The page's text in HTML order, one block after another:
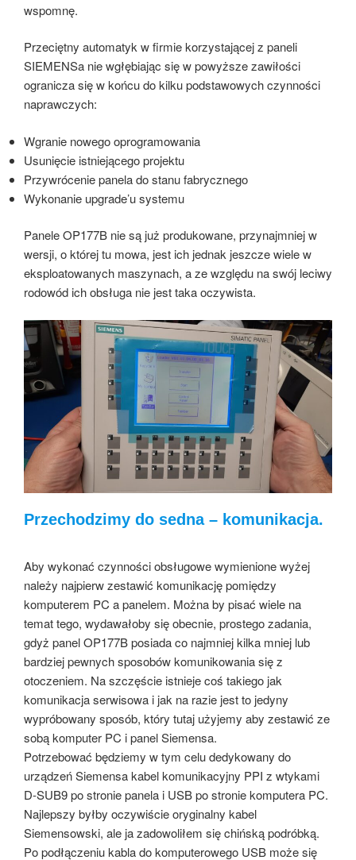
wspomnę.
Przeciętny automatyk w firmie korzystającej z paneli
SIEMENSa nie wgłębiając się w powyższe zawiłości
ogranicza się w końcu do kilku podstawowych czynności
naprawczych:
Wgranie nowego oprogramowania
Usunięcie istniejącego projektu
Przywrócenie panela do stanu fabrycznego
Wykonanie upgrade’u systemu
Panele OP177B nie są już produkowane, przynajmniej w
wersji, o której tu mowa, jest ich jednak jeszcze wiele w
eksploatowanych maszynach, a ze względu na swój leciwy
rodowód ich obsługa nie jest taka oczywista.
Przechodzimy do sedna – komunikacja.
Aby wykonać czynności obsługowe wymienione wyżej
należy najpierw zestawić komunikację pomiędzy
komputerem PC a panelem. Można by pisać wiele na
temat tego, wydawałoby się obecnie, prostego zadania,
gdyż panel OP177B posiada co najmniej kilka mniej lub
bardziej pewnych sposobów komunikowania się z
otoczeniem. Na szczęście istnieje coś takiego jak
komunikacja serwisowa i jak na razie jest to jedyny
wypróbowany sposób, który tutaj użyjemy aby zestawić ze
sobą komputer PC i panel Siemensa.
Potrzebować będziemy w tym celu dedykowany do
urządzeń Siemensa kabel komunikacyjny PPI z wtykami
D-SUB9 po stronie panela i USB po stronie komputera PC.
Najlepszy byłby oczywiście oryginalny kabel
Siemensowski, ale ja zadowoliłem się chińską podróbką.
Po podłączeniu kabla do komputerowego USB może się